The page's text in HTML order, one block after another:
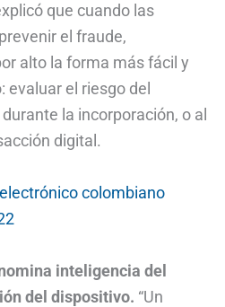
que cuando las
el fraude,
alto la forma más fácil y
evaluar el riesgo del
la incorporación, o al
digital.
colombiano
inteligencia del
del dispositivo. “Un